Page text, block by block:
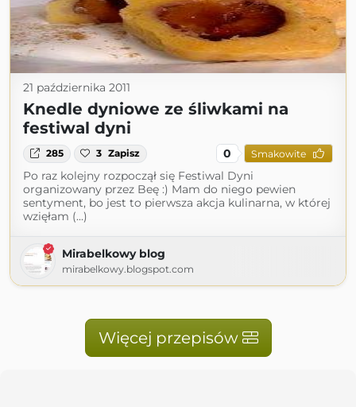
21 października 2011
Knedle dyniowe ze śliwkami na
festiwal dyni
285 3 Zapisz 0 Smakowite
Po raz kolejny rozpoczął się Festiwal Dyni
organizowany przez Beę :) Mam do niego pewien
sentyment, bo jest to pierwsza akcja kulinarna, w której
wzięłam (...)
Mirabelkowy blog
mirabelkowy.blogspot.com
Więcej przepisów